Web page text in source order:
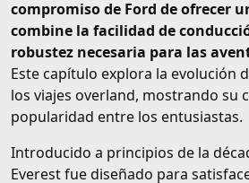
compromiso de Ford de ofrecer
combine la facilidad de
robustez necesaria para las
Este capítulo explora la evolución
los viajes overland, mostrando su
popularidad entre los entusiastas.
Introducido a principios de la
Everest fue diseñado para